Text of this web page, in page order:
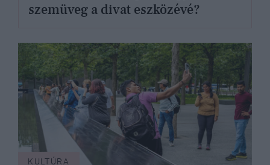
szemüveg a divat eszközévé?
KULTÚRA